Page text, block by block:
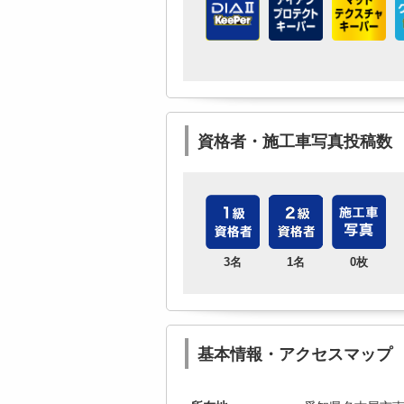
資格者・施工車写真投稿数
3名 1名 0枚
基本情報・アクセスマップ